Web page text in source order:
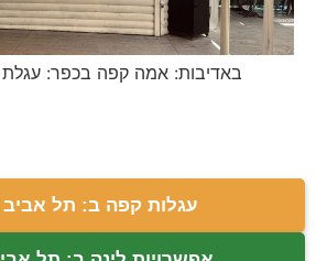
באדיבות: אמה קפה בכפר:
עגלות קפה ב: תל אביב